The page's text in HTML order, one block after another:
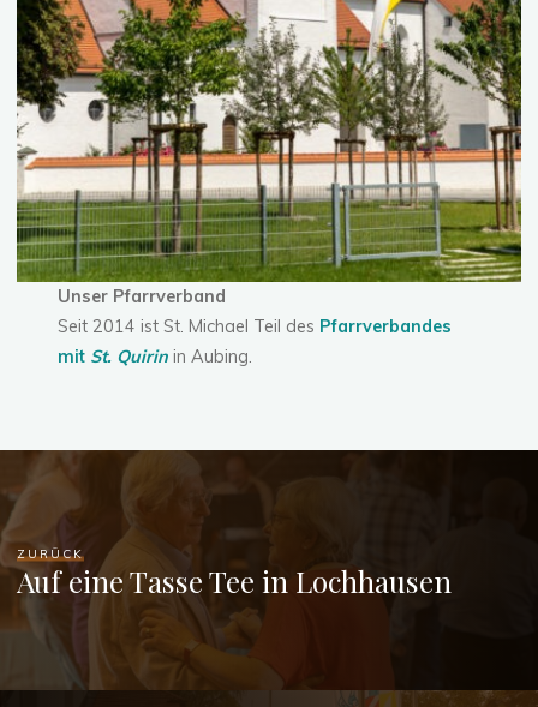
Unser Pfarrverband
Seit 2014 ist St. Michael Teil des Pfarrverbandes
mit St. Quirinin Aubing.
ZURÜCK
Auf eine Tasse Tee in Lochhausen